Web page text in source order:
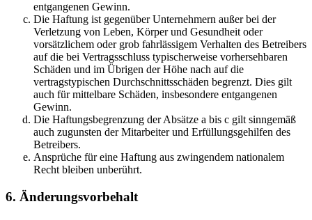
entgangenen Gewinn.
Die Haftung ist gegenüber Unternehmern außer bei der
Verletzung von Leben, Körper und Gesundheit oder
vorsätzlichem oder grob fahrlässigem Verhalten des Betreibers
auf die bei Vertragsschluss typischerweise vorhersehbaren
Schäden und im Übrigen der Höhe nach auf die
vertragstypischen Durchschnittsschäden begrenzt. Dies gilt
auch für mittelbare Schäden, insbesondere entgangenen
Gewinn.
Die Haftungsbegrenzung der Absätze a bis c gilt sinngemäß
auch zugunsten der Mitarbeiter und Erfüllungsgehilfen des
Betreibers.
Ansprüche für eine Haftung aus zwingendem nationalem
Recht bleiben unberührt.
6. Änderungsvorbehalt